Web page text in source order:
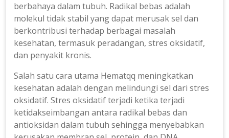
berbahaya dalam tubuh. Radikal bebas adalah
molekul tidak stabil yang dapat merusak sel dan
berkontribusi terhadap berbagai masalah
kesehatan, termasuk peradangan, stres oksidatif,
dan penyakit kronis.
Salah satu cara utama Hematqq meningkatkan
kesehatan adalah dengan melindungi sel dari stres
oksidatif. Stres oksidatif terjadi ketika terjadi
ketidakseimbangan antara radikal bebas dan
antioksidan dalam tubuh sehingga menyebabkan